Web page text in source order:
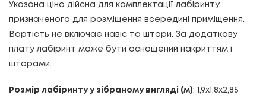
Указана ціна дійсна для комплектації лабіринту,
призначеного для розміщення всередині приміщення.
Вартість не включає навіс та штори. За додаткову
плату лабіринт може бути оснащений накриттям і
шторами.
Розмір лабіринту у зібраному вигляді (м): 1,9х1,8х2,85